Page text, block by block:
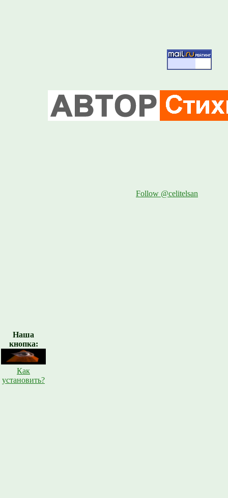
Наша
кнопка:
Как
установить?
Follow @celitelsan